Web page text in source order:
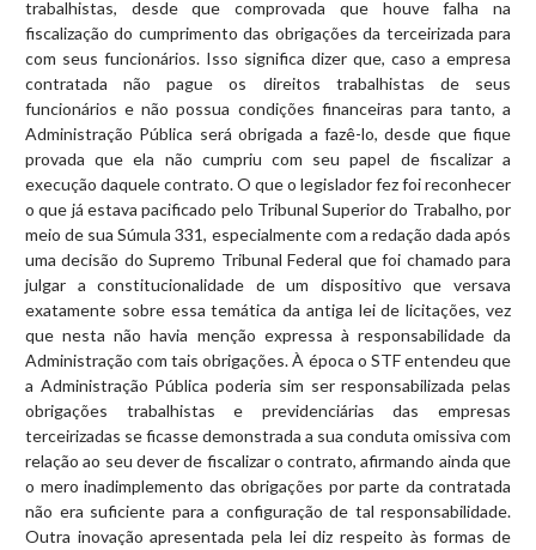
trabalhistas, desde que comprovada que houve falha na
fiscalização do cumprimento das obrigações da terceirizada para
com seus funcionários. Isso significa dizer que, caso a empresa
contratada não pague os direitos trabalhistas de seus
funcionários e não possua condições financeiras para tanto, a
Administração Pública será obrigada a fazê-lo, desde que fique
provada que ela não cumpriu com seu papel de fiscalizar a
execução daquele contrato. O que o legislador fez foi reconhecer
o que já estava pacificado pelo Tribunal Superior do Trabalho, por
meio de sua Súmula 331, especialmente com a redação dada após
uma decisão do Supremo Tribunal Federal que foi chamado para
julgar a constitucionalidade de um dispositivo que versava
exatamente sobre essa temática da antiga lei de licitações, vez
que nesta não havia menção expressa à responsabilidade da
Administração com tais obrigações. À época o STF entendeu que
a Administração Pública poderia sim ser responsabilizada pelas
obrigações trabalhistas e previdenciárias das empresas
terceirizadas se ficasse demonstrada a sua conduta omissiva com
relação ao seu dever de fiscalizar o contrato, afirmando ainda que
o mero inadimplemento das obrigações por parte da contratada
não era suficiente para a configuração de tal responsabilidade.
Outra inovação apresentada pela lei diz respeito às formas de